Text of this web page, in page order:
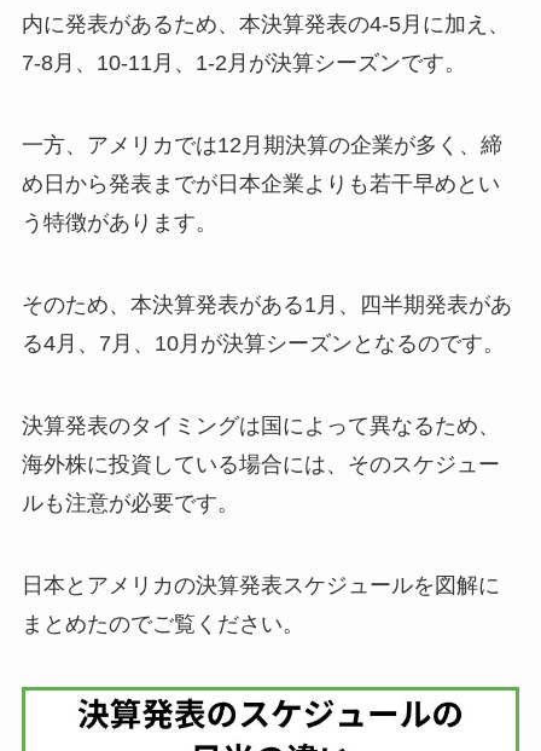
内に発表があるため、本決算発表の4-5月に加え、
7-8月、10-11月、1-2月が決算シーズンです。
一方、アメリカでは12月期決算の企業が多く、締
め日から発表までが日本企業よりも若干早めとい
う特徴があります。
そのため、本決算発表がある1月、四半期発表があ
る4月、7月、10月が決算シーズンとなるのです。
決算発表のタイミングは国によって異なるため、
海外株に投資している場合には、そのスケジュー
ルも注意が必要です。
日本とアメリカの決算発表スケジュールを図解に
まとめたのでご覧ください。